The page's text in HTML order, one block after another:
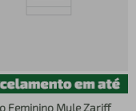
Feminino Mule Zariff